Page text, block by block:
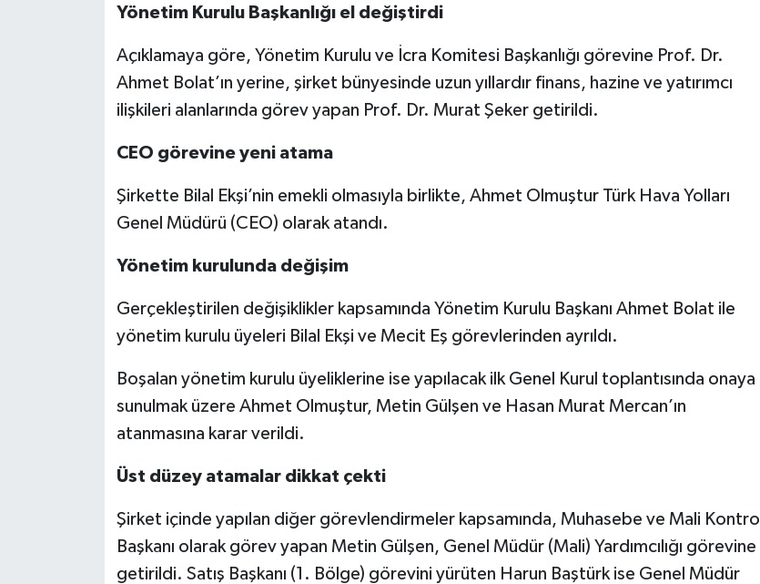
Yönetim Kurulu Başkanlığı el değiştirdi
Açıklamaya göre, Yönetim Kurulu ve İcra Komitesi Başkanlığı görevine Prof. Dr.
Ahmet Bolat’ın yerine, şirket bünyesinde uzun yıllardır finans, hazine ve yatırımcı
ilişkileri alanlarında görev yapan Prof. Dr. Murat Şeker getirildi.
CEO görevine yeni atama
Şirkette Bilal Ekşi’nin emekli olmasıyla birlikte, Ahmet Olmuştur Türk Hava Yolları
Genel Müdürü (CEO) olarak atandı.
Yönetim kurulunda değişim
Gerçekleştirilen değişiklikler kapsamında Yönetim Kurulu Başkanı Ahmet Bolat ile
yönetim kurulu üyeleri Bilal Ekşi ve Mecit Eş görevlerinden ayrıldı.
Boşalan yönetim kurulu üyeliklerine ise yapılacak ilk Genel Kurul toplantısında onaya
sunulmak üzere Ahmet Olmuştur, Metin Gülşen ve Hasan Murat Mercan’ın
atanmasına karar verildi.
Üst düzey atamalar dikkat çekti
Şirket içinde yapılan diğer görevlendirmeler kapsamında, Muhasebe ve Mali Kontrol
Başkanı olarak görev yapan Metin Gülşen, Genel Müdür (Mali) Yardımcılığı görevine
getirildi. Satış Başkanı (1. Bölge) görevini yürüten Harun Baştürk ise Genel Müdür